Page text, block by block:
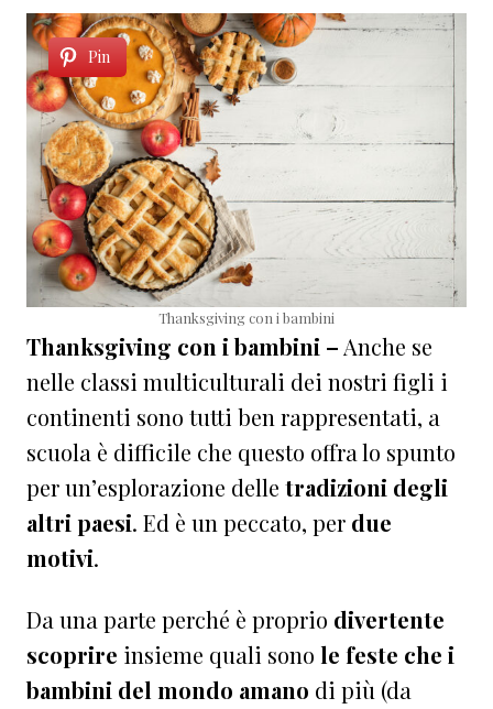
Pin
Thanksgiving con i bambini
Thanksgiving con i bambini – Anche se
nelle classi multiculturali dei nostri figli i
continenti sono tutti ben rappresentati, a
scuola è difficile che questo offra lo spunto
per un’esplorazione delle tradizioni degli
altri paesi. Ed è un peccato, per due
motivi.
Da una parte perché è proprio divertente
scoprire insieme quali sono le feste che i
bambini del mondo amano di più (da